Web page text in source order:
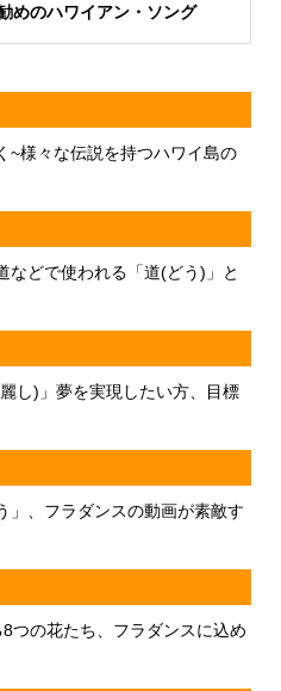
めのハワイアン・ソング
~様々な伝説を持つハワイ島の
などで使われる「道(どう)」と
し)」夢を実現したい方、目標
」、フラダンスの動画が素敵す
つの花たち、フラダンスに込め